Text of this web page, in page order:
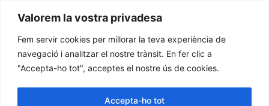
Valorem la vostra privadesa
Fem servir cookies per millorar la teva experiència de
navegació i analitzar el nostre trànsit. En fer clic a
"Accepta-ho tot", acceptes el nostre ús de cookies.
Accepta-ho tot
Sant Jeroni Sant Jeroni de Cotalba
Sant Martí de Cerdanyola
Sant Sepulcre Territori
Transport